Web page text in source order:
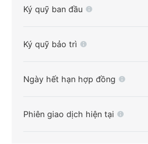
Ký quỹ ban đầu
Ký quỹ bảo trì
Ngày hết hạn hợp đồng
Phiên giao dịch hiện tại